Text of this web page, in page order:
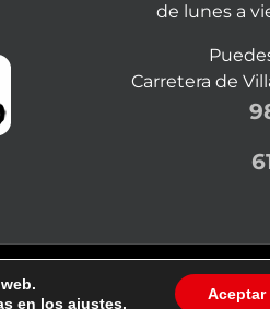
de lunes a
Carretera de
en los ajustes.
Aceptar